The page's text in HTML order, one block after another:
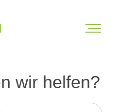
wir helfen?